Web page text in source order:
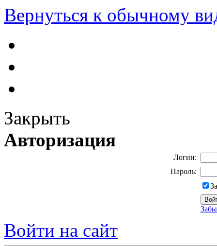
Вернуться к обычному
Закрыть
Авторизация
Логин:
Пароль:
Войти на сайт